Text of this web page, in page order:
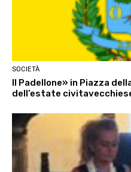
SOCIETÀ
Il Padellone» in Piazza
dell’estate